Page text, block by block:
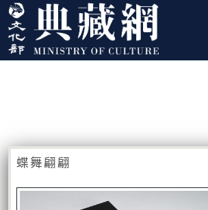
跳到主要內容
:::
蝶舞翩翩